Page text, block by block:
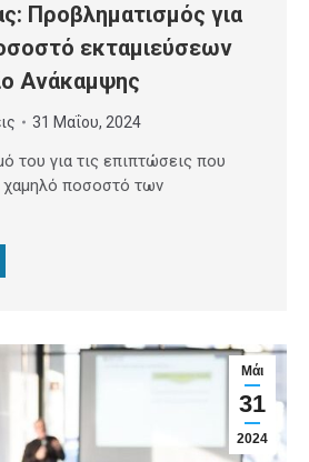
Προβληματισμός για
εκταμιεύσεων
Ανάκαμψης
31 Μαΐου, 2024
του για τις επιπτώσεις που
χαμηλό ποσοστό των
Μάι
31
2024